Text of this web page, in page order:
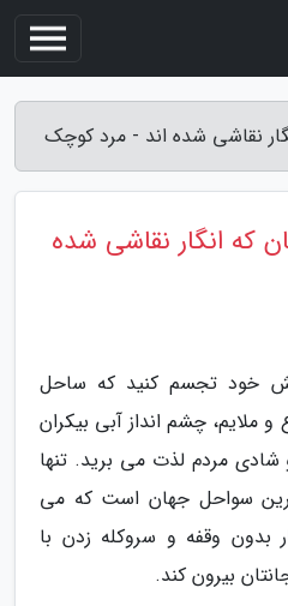
نقاشی شده اند - مرد کوچک
که انگار نقاشی شده
خود تجسم کنید که ساحل
و ملایم، چشم انداز آبی بیکران
شادی مردم لذت می برید. تنها
سواحل جهان است که می
وقفه و سروکله زدن با
بیرون کند.